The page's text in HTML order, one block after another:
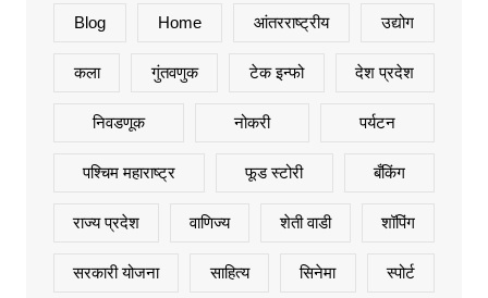
Blog Home आंतरराष्ट्रीय उद्योग
कला गुंतवणुक टेक इन्फो देश प्रदेश
निवडणूक नोकरी पर्यटन
पश्चिम महाराष्ट्र फूड स्टोरी बँकिंग
राज्य प्रदेश वाणिज्य शेती वाडी शॉपिंग
सरकारी योजना साहित्य सिनेमा स्पोर्ट